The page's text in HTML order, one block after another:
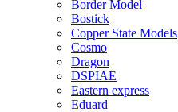
Border Model
Bostick
Copper State Models
Cosmo
Dragon
DSPIAE
Eastern express
Eduard